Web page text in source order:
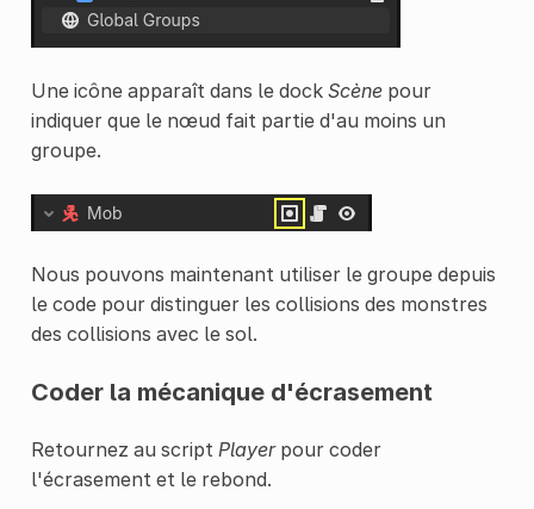
Une icône apparaît dans le dock Scènepour
indiquer que le nœud fait partie d'au moins un
groupe.
Nous pouvons maintenant utiliser le groupe depuis
le code pour distinguer les collisions des monstres
des collisions avec le sol.
Coder la mécanique d'écrasement
Retournez au script Playerpour coder
l'écrasement et le rebond.